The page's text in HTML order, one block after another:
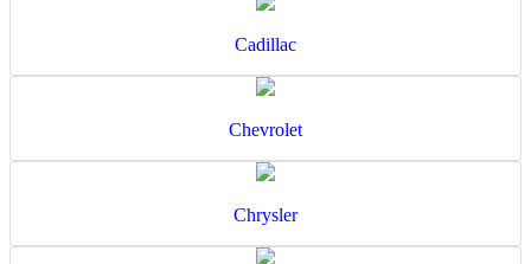
Cadillac
Chevrolet
Chrysler